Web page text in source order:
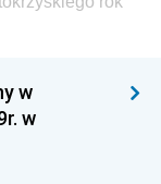
i Gospodarki
Unii
w
w